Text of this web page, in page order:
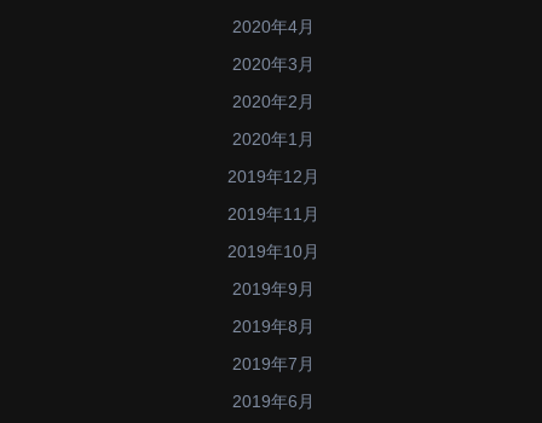
2020年4月
2020年3月
2020年2月
2020年1月
2019年12月
2019年11月
2019年10月
2019年9月
2019年8月
2019年7月
2019年6月